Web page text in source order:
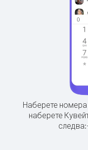
Наберете номера
наберете
следва: